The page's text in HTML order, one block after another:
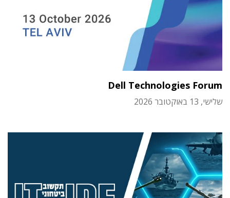
Dell Technologies Forum
שלישי, 13 באוקטובר 2026